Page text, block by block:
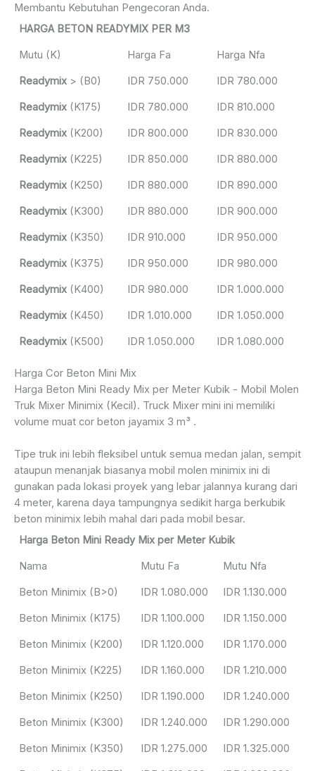
Membantu Kebutuhan Pengecoran Anda.
HARGA BETON READYMIX PER M3
Mutu (K) Harga Fa Harga Nfa
Readymix > (B0) IDR 750.000 IDR 780.000
Readymix (K175) IDR 780.000 IDR 810.000
Readymix (K200) IDR 800.000 IDR 830.000
Readymix (K225) IDR 850.000 IDR 880.000
Readymix (K250) IDR 880.000 IDR 890.000
Readymix (K300) IDR 880.000 IDR 900.000
Readymix (K350) IDR 910.000 IDR 950.000
Readymix (K375) IDR 950.000 IDR 980.000
Readymix (K400) IDR 980.000 IDR 1.000.000
Readymix (K450) IDR 1.010.000 IDR 1.050.000
Readymix (K500) IDR 1.050.000 IDR 1.080.000
Harga Cor Beton Mini Mix
Harga Beton Mini Ready Mix per Meter Kubik - Mobil Molen
Truk Mixer Minimix (Kecil). Truck Mixer mini ini memiliki
volume muat cor beton jayamix 3 m³ .
Tipe truk ini lebih fleksibel untuk semua medan jalan, sempit
ataupun menanjak biasanya mobil molen minimix ini di
gunakan pada lokasi proyek yang lebar jalannya kurang dari
4 meter, karena daya tampungnya sedikit harga berkubik
beton minimix lebih mahal dari pada mobil besar.
Harga Beton Mini Ready Mix per Meter Kubik
Nama Mutu Fa Mutu Nfa
Beton Minimix (B>0) IDR 1.080.000 IDR 1.130.000
Beton Minimix (K175) IDR 1.100.000 IDR 1.150.000
Beton Minimix (K200) IDR 1.120.000 IDR 1.170.000
Beton Minimix (K225) IDR 1.160.000 IDR 1.210.000
Beton Minimix (K250) IDR 1.190.000 IDR 1.240.000
Beton Minimix (K300) IDR 1.240.000 IDR 1.290.000
Beton Minimix (K350) IDR 1.275.000 IDR 1.325.000